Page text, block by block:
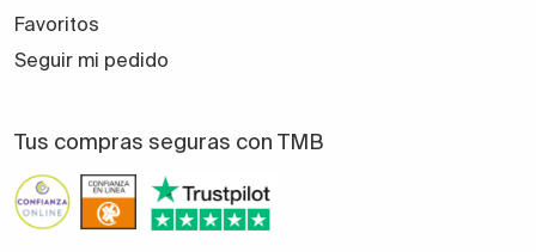
Favoritos
Seguir mi pedido
Tus compras seguras con TMB